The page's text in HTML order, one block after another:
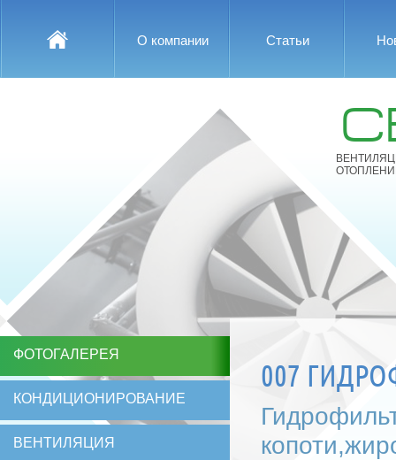
О компании Статьи
ФОТОГАЛЕРЕЯ
КОНДИЦИОНИРОВАНИЕ
ВЕНТИЛЯЦИЯ
007